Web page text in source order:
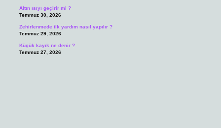
Altın ısıyı geçirir mi ?
Temmuz 30, 2026
Zehirlenmede ilk yardım nasıl yapılır ?
Temmuz 29, 2026
Küçük kayık ne denir ?
Temmuz 27, 2026